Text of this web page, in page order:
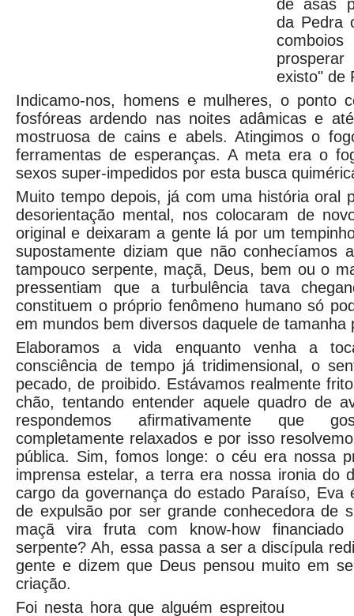
de asas
da Pedra
existo" de
Indicamo-nos, homens e mulheres, o ponto
fosfóreas ardendo nas noites adâmicas e
mostruosa de cains e abels. Atingimos o
ferramentas de esperanças. A meta era o
sexos super-impedidos por esta busca
Muito tempo depois, já com uma história oral
desorientação mental, nos colocaram de
original e deixaram a gente lá por um
supostamente diziam que não conhecíamos
tampouco serpente, maçã, Deus, bem ou o
pressentiam que a turbulência tava
constituem o próprio fenômeno humano só
em mundos bem diversos daquele de tamanha
Elaboramos a vida enquanto venha a
consciência de tempo já tridimensional, o
pecado, de proibido. Estávamos realmente
chão, tentando entender aquele quadro de
respondemos afirmativamente que
completamente relaxados e por isso
pública. Sim, fomos longe: o céu era nossa
imprensa estelar, a terra era nossa ironia do
cargo da governança do estado Paraíso, Eva
de expulsão por ser grande conhecedora de
maçã vira fruta com know-how
serpente? Ah, essa passa a ser a discípula
gente e dizem que Deus pensou muito em
criação.
Foi nesta hora que alguém espreitou